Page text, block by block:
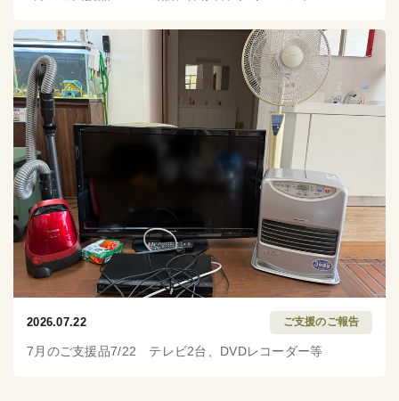
2026.07.22 ご支援のご報告
7月のご支援品7/22 テレビ2台、DVDレコーダー等